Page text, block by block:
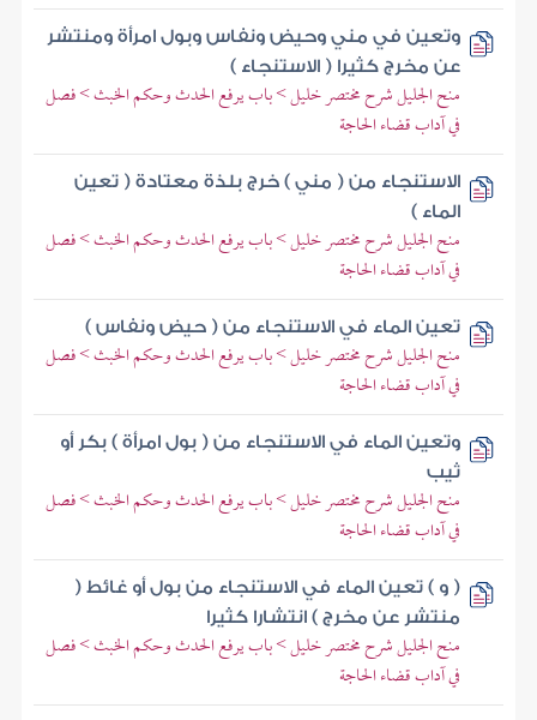
وتعين في مني وحيض ونفاس وبول امرأة ومنتشر
عن مخرج كثيرا ( الاستنجاء )
منح الجليل شرح مختصر خليل > باب يرفع الحدث وحكم الخبث > فصل
في آداب قضاء الحاجة
الاستنجاء من ( مني ) خرج بلذة معتادة ( تعين
الماء )
منح الجليل شرح مختصر خليل > باب يرفع الحدث وحكم الخبث > فصل
في آداب قضاء الحاجة
تعين الماء في الاستنجاء من ( حيض ونفاس )
منح الجليل شرح مختصر خليل > باب يرفع الحدث وحكم الخبث > فصل
في آداب قضاء الحاجة
وتعين الماء في الاستنجاء من ( بول امرأة ) بكر أو
ثيب
منح الجليل شرح مختصر خليل > باب يرفع الحدث وحكم الخبث > فصل
في آداب قضاء الحاجة
( و ) تعين الماء في الاستنجاء من بول أو غائط (
منتشر عن مخرج ) انتشارا كثيرا
منح الجليل شرح مختصر خليل > باب يرفع الحدث وحكم الخبث > فصل
في آداب قضاء الحاجة